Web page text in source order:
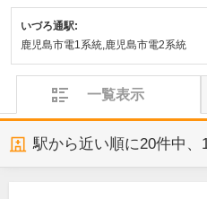
いづろ通駅:
鹿児島市電1系統,鹿児島市電2系統
一覧表示
駅から近い順に20件中、